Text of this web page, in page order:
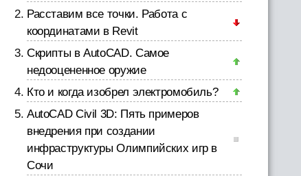
Расставим все точки. Работа с
координатами в Revit
Скрипты в AutoCAD. Самое
недооцененное оружие
Кто и когда изобрел электромобиль?
AutoCAD Civil 3D: Пять примеров
внедрения при создании
инфраструктуры Олимпийских игр в
Сочи